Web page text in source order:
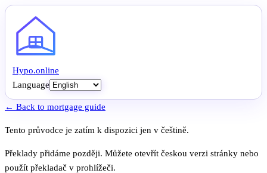
Hypo.online
Language
← Back to mortgage guide
Tento průvodce je zatím k dispozici jen v češtině.
Překlady přidáme později. Můžete otevřít českou verzi stránky nebo
použít překladač v prohlížeči.